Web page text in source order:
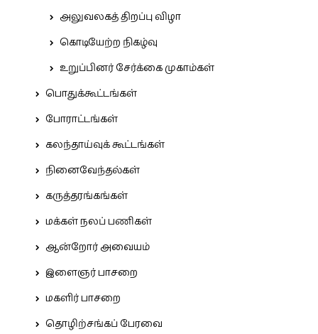
அலுவலகத் திறப்பு விழா
கொடியேற்ற நிகழ்வு
உறுப்பினர் சேர்க்கை முகாம்கள்
பொதுக்கூட்டங்கள்
போராட்டங்கள்
கலந்தாய்வுக் கூட்டங்கள்
நினைவேந்தல்கள்
கருத்தரங்கங்கள்
மக்கள் நலப் பணிகள்
ஆன்றோர் அவையம்
இளைஞர் பாசறை
மகளிர் பாசறை
தொழிற்சங்கப் பேரவை